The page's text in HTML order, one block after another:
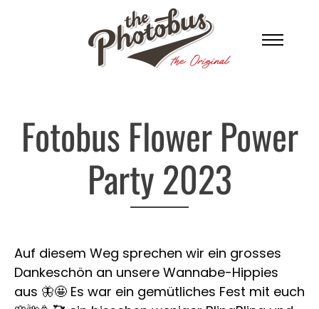
Fotobox
Firmen-Events
Extras
Sofortdruck
Infos
Fotobus Flower Power
Party 2023
Auf diesem Weg sprechen wir ein grosses
Dankeschön an unsere Wannabe-Hippies
aus 🦋🤩 Es war ein gemütliches Fest mit euch